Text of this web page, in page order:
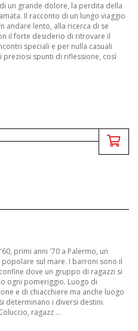
un grande dolore, la perdita della
Il racconto di un lungo viaggio
andare lento, alla ricerca di se
il forte desiderio di ritrovare il
speciali e per nulla casuali
preziosi spunti di riflessione, così
primi anni '70 a Palermo, un
sul mare. I barroni sono il
dove un gruppo di ragazzi si
ogni pomeriggio. Luogo di
e di chiacchiere ma anche luogo
determinano i diversi destini.
ragazz ...